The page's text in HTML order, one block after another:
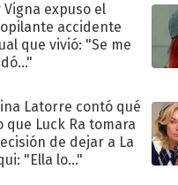
Vigna expuso el
accidente
que vivió: "Se me
Latorre contó qué
que Luck Ra tomara
de dejar a La
"Ella lo..."